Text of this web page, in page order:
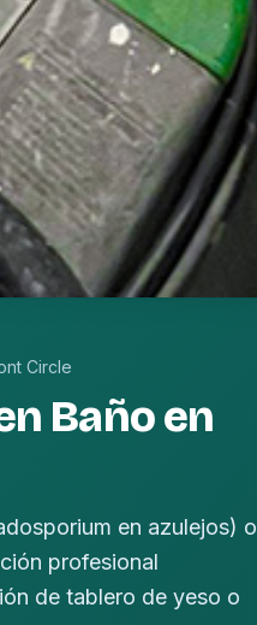
Circle
Baño en
en azulejos) o
profesional
de tablero de yeso o